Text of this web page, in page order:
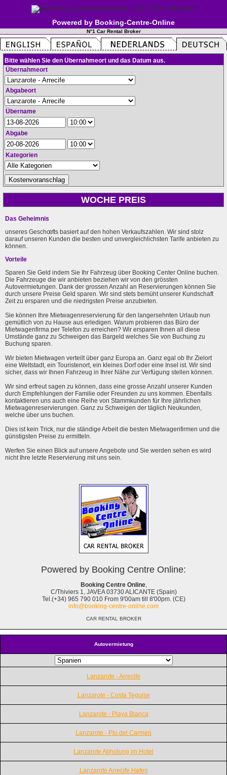
Powered by Booking-Centre-Online
N°1 Car Rental Broker
Autovermietung
Lanzarote - Arrecife
Lanzarote - Costa Teguise
Lanzarote - Playa Blanca
Lanzarote - Pto.del Carmen
Lanzarote Abholung im Hotel
Lanzarote Arrecife Hafen
Bitte wählen Sie den Übernahmeort und das Datum aus.
Übernahmeort
Abgabeort
Übername
Abgabe
Kategorien
WOCHE PREIS
Das Geheimnis
unseres Geschœfts basiert auf den hohen Verkaufszahlen. Wir sind stolz
darauf unseren Kunden die besten und unvergleichlichsten Tarife anbieten zu
können.
Vorteile
Sparen Sie Geld indem Sie Ihr Fahrzeug über Booking Center Online buchen.
Die Fahrzeuge die wir anbieten beziehen wir von den grössten
Autovermietungen. Dank der grossen Anzahl an Reservierungen können Sie
durch unsere Preise Geld sparen. Wir sind stets bemüht unserer Kundschaft
Zeit zu ersparen und die niedrigsten Preise anzubieten.
Sie können Ihre Mietwagenreservierung für den langersehnten Urlaub nun
gemütlich von zu Hause aus erledigen. Warum probieren das Büro der
Mietwagenfirma per Telefon zu erreichen? Wir ersparen Ihnen all diese
Umstände ganz zu Schweigen das Bargeld welches Sie von Buchung zu
Buchung sparen.
Wir bieten Mietwagen verteilt über ganz Europa an. Ganz egal ob Ihr Zielort
eine Weltstadt, ein Touristenort, ein kleines Dorf oder eine Insel ist. Wir sind
sicher, dass wir Ihnen Fahrzeug in Ihrer Nähe zur Verfügung stellen können.
Wir sind erfreut sagen zu können, dass eine grosse Anzahl unserer Kunden
durch Empfehlungen der Familie oder Freunden zu uns kommen. Ebenfalls
kontaktieren uns auch eine Reihe von Stammkunden für Ihre jährlichen
Mietwagenreservierungen. Ganz zu Schweigen der täglich Neukunden,
welche über uns buchen.
Dies ist kein Trick, nur die ständige Arbeit die besten Mietwagenfirmen und die
günstigsten Preise zu ermitteln.
Werfen Sie einen Blick auf unsere Angebote und Sie werden sehen es wird
nicht Ihre letzte Reservierung mit uns sein.
Powered by Booking Centre Online:
Booking Centre Online,
C/Thiviers 1, JAVEA 03730 ALICANTE (Spain)
Tel.(+34) 965 790 010 From 9'00am till 8'00pm. (CE)
info@booking-centre-online.com
CAR RENTAL BROKER